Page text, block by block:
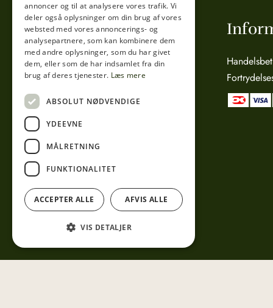
Tibberup Høkeren
Sct. Anna Gade 4A
3000 Helsingør
Mail:info@tibberuphoekeren.dk
annoncer og til at analysere vores trafik. Vi
deler også oplysninger om din brug af vores
websted med vores annoncerings- og
analysepartnere, som kan kombinere dem
med andre oplysninger, som du har givet
dem, eller som de har indsamlet fra din
brug af deres tjenester. Læs mere
ABSOLUT NØDVENDIGE
YDEEVNE
MÅLRETNING
FUNKTIONALITET
ACCEPTER ALLE AFVIS ALLE
VIS DETALJER